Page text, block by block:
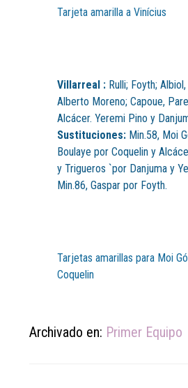
Tarjeta amarilla a Vinícius
Villarreal : Rulli; Foyth;
Alberto Moreno; Capoue,
Alcácer. Yeremi Pino y
Sustituciones: Min.58, Moi
Boulaye por Coquelin y
y Trigueros `por Danjuma y
Min.86, Gaspar por Foyth.
Tarjetas amarillas para Moi
Coquelin
Archivado en: Primer Equipo